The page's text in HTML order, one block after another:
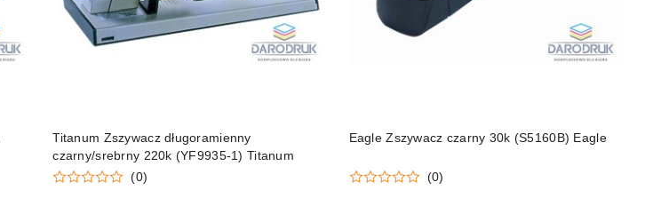
Titanum Zszywacz długoramienny
czarny/srebrny 220k (YF9935-1) Titanum
(0)
Eagle Zszywacz czarny 30k (S5160B) Eagle
(0)